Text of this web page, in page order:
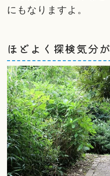
にもなりますよ。
ほどよく探検気分